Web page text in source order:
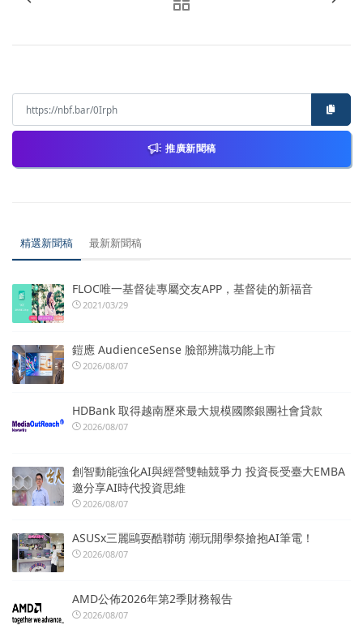
推廣新聞稿
精選新聞稿 最新新聞稿
FLOC唯一基督徒專屬交友APP，基督徒的新福音
2021/03/29
鎧應 AudienceSense 臉部辨識功能上市
2026/08/07
HDBank 取得越南歷來最大規模國際銀團社會貸款
2026/08/07
創智動能強化AI與經營雙軸競爭力 投資長受臺大EMBA
邀分享AI時代投資思維
2026/08/07
ASUSx三麗鷗耍酷聯萌 潮玩開學祭搶抱AI筆電！
2026/08/07
AMD公佈2026年第2季財務報告
2026/08/07